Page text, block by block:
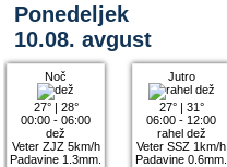
Ponedeljek
10.08. avgust
Noč
27°| 28°
00:00 - 06:00
dež
Veter ZJZ 5km/h
Padavine 1.3mm.
Jutro
27°| 31°
06:00 - 12:00
rahel dež
Veter SSZ 1km/h
Padavine 0.6mm.